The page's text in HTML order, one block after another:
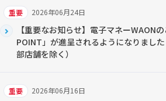
2026年06月24日
重要
【重要なお知らせ】電子マネーWAON
POINT」が進呈されるようになりまし
部店舗を除く）
2026年06月16日
重要